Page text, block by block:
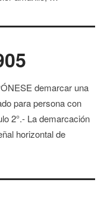
demarcar una
para persona con
2°.- La demarcación
horizontal de